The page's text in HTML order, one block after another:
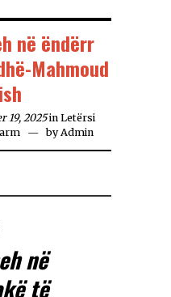
në ëndërr
Mahmoud
19, 2025 in Letërsi
byAdmin
në
të